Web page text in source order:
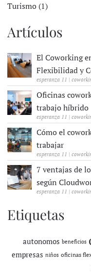
Turismo (1)
Artículos
El Coworking
Flexibilidad y
esperanza 11 |
Oficinas
trabajo híbrido
esperanza 11 |
Cómo el
trabajar
esperanza 11 |
7 ventajas de
según
esperanza 11 |
Etiquetas
autonomos beneficios
empresas niños oficinas